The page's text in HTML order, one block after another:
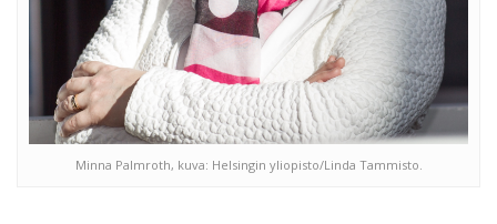
Minna Palmroth, kuva: Helsingin yliopisto/Linda Tammisto.